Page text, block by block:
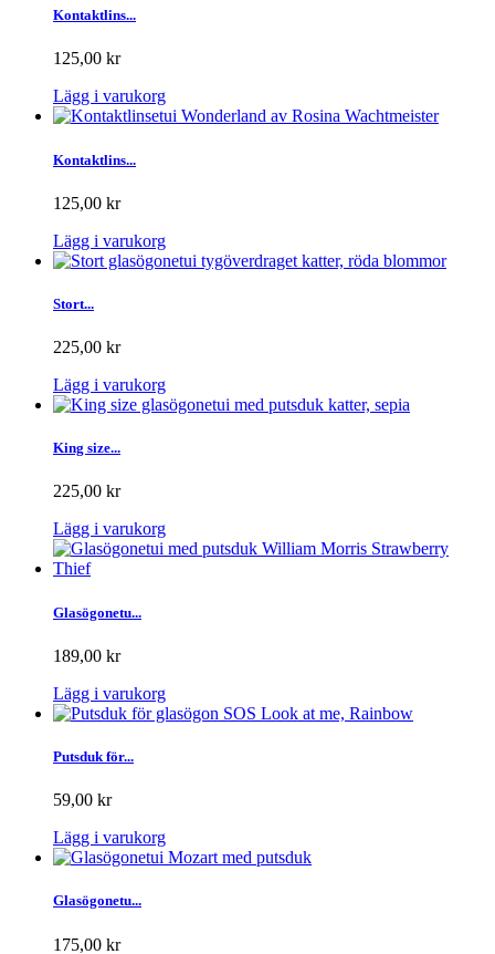
Kontaktlins...
125,00 kr
Lägg i varukorg
Kontaktlins...
125,00 kr
Lägg i varukorg
Stort...
225,00 kr
Lägg i varukorg
King size...
225,00 kr
Lägg i varukorg
Glasögonetu...
189,00 kr
Lägg i varukorg
Putsduk för...
59,00 kr
Lägg i varukorg
Glasögonetu...
175,00 kr